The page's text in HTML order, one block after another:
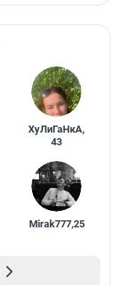
ХуЛиГаНкА,
43
Mirak777,25